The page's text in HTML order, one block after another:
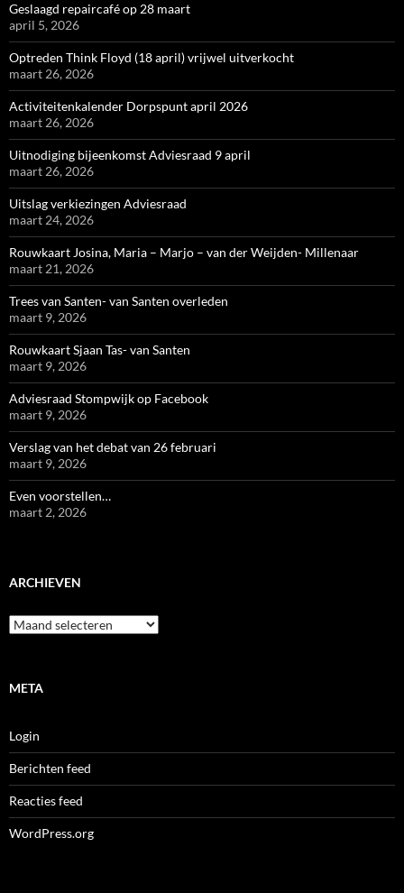
Geslaagd repaircafé op 28 maart
april 5, 2026
Optreden Think Floyd (18 april) vrijwel uitverkocht
maart 26, 2026
Activiteitenkalender Dorpspunt april 2026
maart 26, 2026
Uitnodiging bijeenkomst Adviesraad 9 april
maart 26, 2026
Uitslag verkiezingen Adviesraad
maart 24, 2026
Rouwkaart Josina, Maria – Marjo – van der Weijden- Millenaar
maart 21, 2026
Trees van Santen- van Santen overleden
maart 9, 2026
Rouwkaart Sjaan Tas- van Santen
maart 9, 2026
Adviesraad Stompwijk op Facebook
maart 9, 2026
Verslag van het debat van 26 februari
maart 9, 2026
Even voorstellen…
maart 2, 2026
ARCHIEVEN
Archieven
META
Login
Berichten feed
Reacties feed
WordPress.org